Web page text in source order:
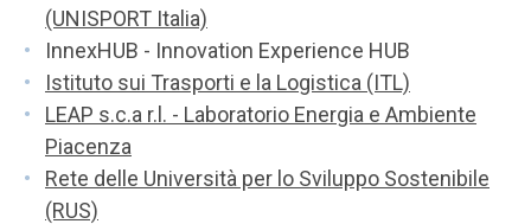
(UNISPORT Italia)
InnexHUB - Innovation Experience HUB
Istituto sui Trasporti e la Logistica (ITL)
LEAP s.c.a r.l. - Laboratorio Energia e Ambiente
Piacenza
Rete delle Università per lo Sviluppo Sostenibile
(RUS)